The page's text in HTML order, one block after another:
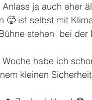
ja auch eher
🥵 ist selbst mit
stehen" bei der
habe ich
kleinen